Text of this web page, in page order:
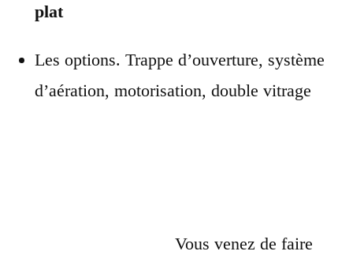
plat
Les options. Trappe d’ouverture, système
d’aération, motorisation, double vitrage
Vous venez de faire